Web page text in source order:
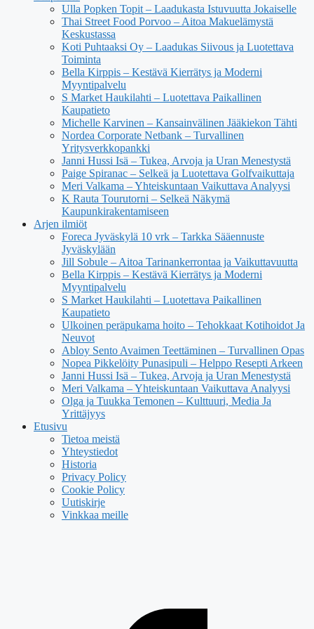
Ulla Popken Topit – Laadukasta Istuvuutta Jokaiselle
Thai Street Food Porvoo – Aitoa Makuelämystä
Keskustassa
Koti Puhtaaksi Oy – Laadukas Siivous ja Luotettava
Toiminta
Bella Kirppis – Kestävä Kierrätys ja Moderni
Myyntipalvelu
S Market Haukilahti – Luotettava Paikallinen
Kaupatieto
Michelle Karvinen – Kansainvälinen Jääkiekon Tähti
Nordea Corporate Netbank – Turvallinen
Yritysverkkopankki
Janni Hussi Isä – Tukea, Arvoja ja Uran Menestystä
Paige Spiranac – Selkeä ja Luotettava Golfvaikuttaja
Meri Valkama – Yhteiskuntaan Vaikuttava Analyysi
K Rauta Tourutorni – Selkeä Näkymä
Kaupunkirakentamiseen
Arjen ilmiöt
Foreca Jyväskylä 10 vrk – Tarkka Sääennuste
Jyväskylään
Jill Sobule – Aitoa Tarinankerrontaa ja Vaikuttavuutta
Bella Kirppis – Kestävä Kierrätys ja Moderni
Myyntipalvelu
S Market Haukilahti – Luotettava Paikallinen
Kaupatieto
Ulkoinen peräpukama hoito – Tehokkaat Kotihoidot Ja
Neuvot
Abloy Sento Avaimen Teettäminen – Turvallinen Opas
Nopea Pikkelöity Punasipuli – Helppo Resepti Arkeen
Janni Hussi Isä – Tukea, Arvoja ja Uran Menestystä
Meri Valkama – Yhteiskuntaan Vaikuttava Analyysi
Olga ja Tuukka Temonen – Kulttuuri, Media Ja
Yrittäjyys
Etusivu
Tietoa meistä
Yhteystiedot
Historia
Privacy Policy
Cookie Policy
Uutiskirje
Vinkkaa meille